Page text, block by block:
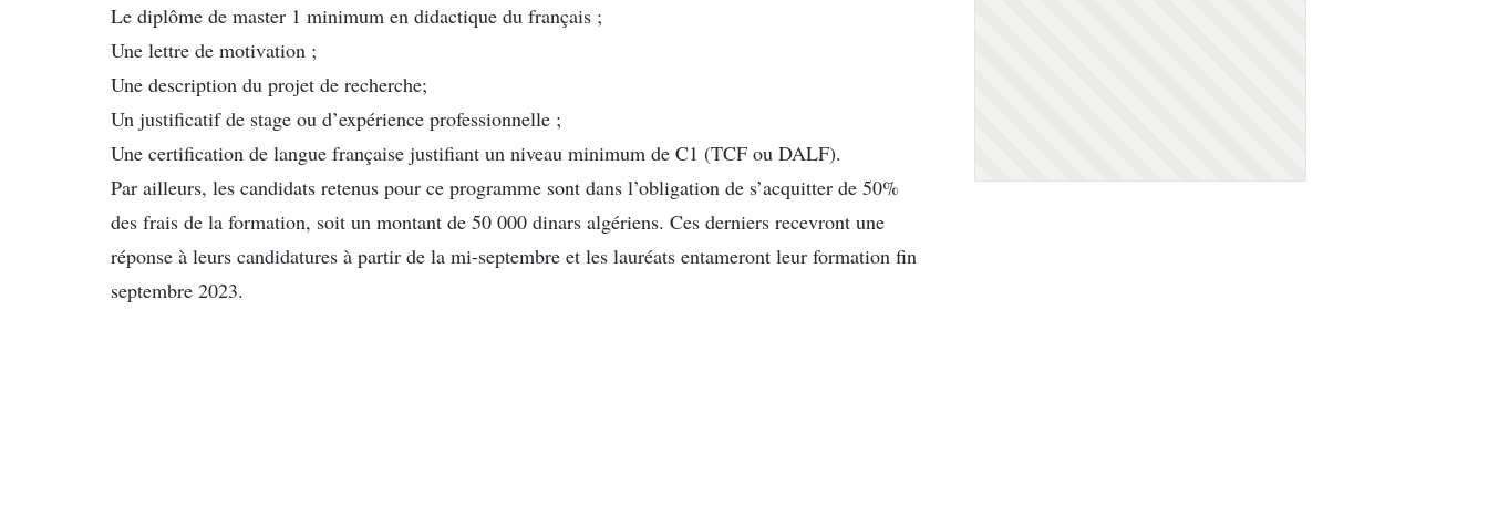
Le diplôme de master 1 minimum en didactique du français ;
Une lettre de motivation ;
Une description du projet de recherche;
Un justificatif de stage ou d’expérience professionnelle ;
Une certification de langue française justifiant un niveau minimum de C1 (TCF ou DALF).
Par ailleurs, les candidats retenus pour ce programme sont dans l’obligation de s’acquitter de 50%
des frais de la formation, soit un montant de 50 000 dinars algériens. Ces derniers recevront une
réponse à leurs candidatures à partir de la mi-septembre et les lauréats entameront leur formation fin
septembre 2023.